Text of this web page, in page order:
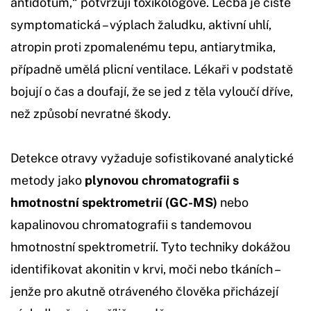
symptomatická – výplach žaludku, aktivní uhlí,
atropin proti zpomalenému tepu, antiarytmika,
případně umělá plicní ventilace. Lékaři v podstatě
bojují o čas a doufají, že se jed z těla vyloučí dříve,
než způsobí nevratné škody.
Detekce otravy vyžaduje sofistikované analytické
metody jako plynovou chromatografii s
hmotnostní spektrometrií (GC-MS) nebo
kapalinovou chromatografii s tandemovou
hmotnostní spektrometrií. Tyto techniky dokážou
identifikovat akonitin v krvi, moči nebo tkáních –
jenže pro akutně otráveného člověka přicházejí